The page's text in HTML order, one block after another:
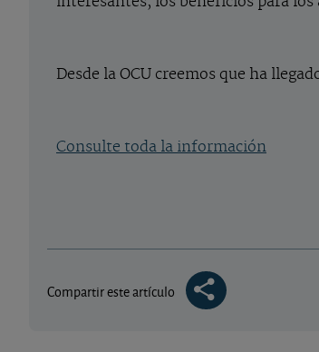
Desde la OCU creemos que ha
Consulte toda la información
Compartir este artículo